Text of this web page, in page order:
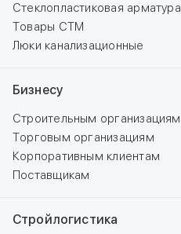
Стеклопластиковая арматура
Товары СТМ
Люки канализационные
Бизнесу
Строительным организациям
Торговым организациям
Корпоративным клиентам
Поставщикам
Стройлогистика